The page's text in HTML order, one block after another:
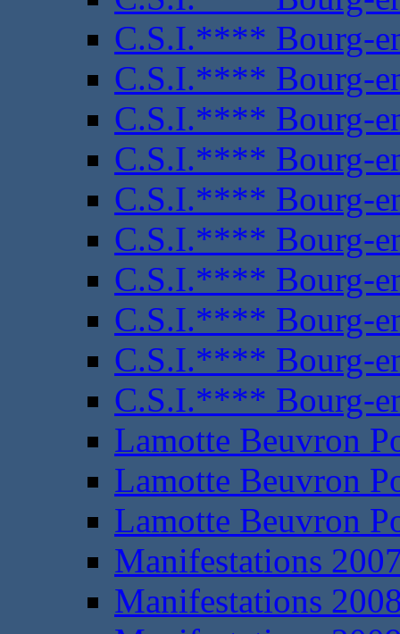
C.S.I.**** Bourg-
C.S.I.**** Bourg-
C.S.I.**** Bourg-
C.S.I.**** Bourg-
C.S.I.**** Bourg-
C.S.I.**** Bourg-
C.S.I.**** Bourg-
C.S.I.**** Bourg-
C.S.I.**** Bourg-
C.S.I.**** Bourg-
Lamotte Beuvron
Lamotte Beuvron
Lamotte Beuvron
Manifestations
Manifestations